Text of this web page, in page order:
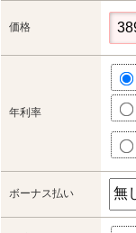
価格
年利率
ボーナス払い